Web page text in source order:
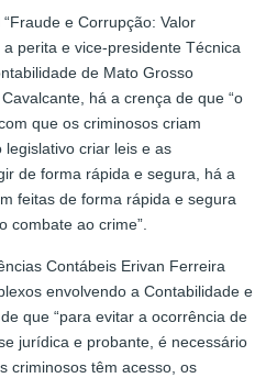
e Corrupção: Valor
perita e vice-presidente Técnica
de Mato Grosso
há a crença de que “o
que os criminosos criam
criar leis e as
de forma rápida e segura, há a
feitas de forma rápida e segura
combate ao crime”.
Contábeis Erivan Ferreira
envolvendo a Contabilidade e
que “para evitar a ocorrência de
jurídica e probante, é necessário
criminosos têm acesso, os